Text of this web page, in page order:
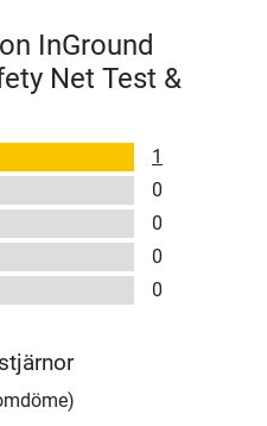
InGround
Net Test &
1
0
0
0
0